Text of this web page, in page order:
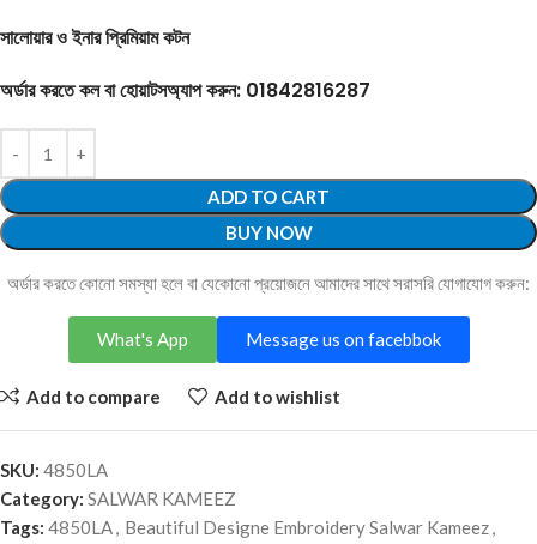
সালোয়ার ও ইনার প্রিমিয়াম কটন
অর্ডার করতে কল বা হোয়াটসঅ্যাপ করুন: 01842816287
ADD TO CART
BUY NOW
অর্ডার করতে কোনো সমস্যা হলে বা যেকোনো প্রয়োজনে আমাদের সাথে সরাসরি যোগাযোগ করুন:
Message us on facebbok
What's App
Add to compare Add to wishlist
SKU: 4850LA
Category: SALWAR KAMEEZ
Tags: 4850LA, Beautiful Designe Embroidery Salwar Kameez,